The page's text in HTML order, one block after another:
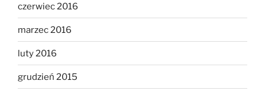
czerwiec 2016
marzec 2016
luty 2016
grudzień 2015